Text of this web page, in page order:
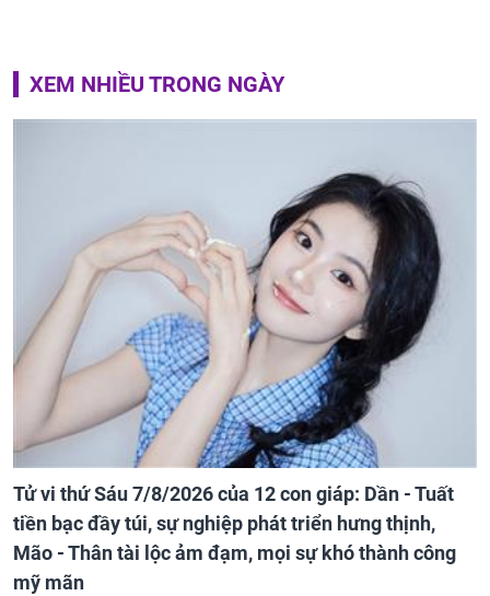
XEM NHIỀU TRONG NGÀY
Tử vi thứ Sáu 7/8/2026 của 12 con giáp: Dần - Tuất
tiền bạc đầy túi, sự nghiệp phát triển hưng thịnh,
Mão - Thân tài lộc ảm đạm, mọi sự khó thành công
mỹ mãn